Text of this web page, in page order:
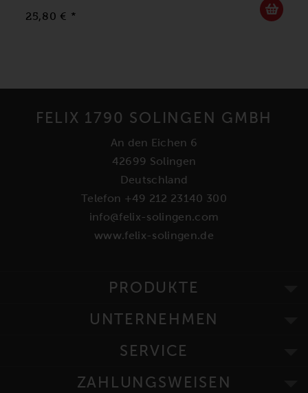
25,80 € *
FELIX 1790 SOLINGEN GMBH
An den Eichen 6
42699 Solingen
Deutschland
Telefon +49 212 23140 300
info@felix-solingen.com
www.felix-solingen.de
PRODUKTE
UNTERNEHMEN
SERVICE
ZAHLUNGSWEISEN